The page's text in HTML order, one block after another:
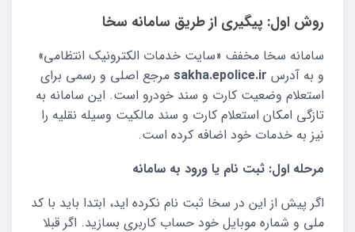
روش اول: پیگیری از طریق سامانه سخا
سامانه سخا مخفف «سایت خدمات الکترونیک انتظامی»
و به آدرس sakha.epolice.ir مرجع اصلی و رسمی برای
استعلام وضعیت کارت و سند خودرو است. این سامانه به
تازگی امکان استعلام کارت و سند مالکیت وسیله نقلیه را
نیز به خدمات خود اضافه کرده است.
مرحله اول: ثبت نام یا ورود به سامانه
اگر پیش از این در سخا ثبت نام نکرده اید، ابتدا باید با کد
ملی و شماره موبایل خود حساب کاربری بسازید. اگر قبلا